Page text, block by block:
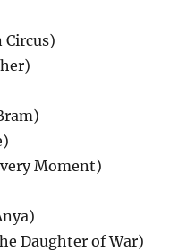
Circus)
Moment)
Daughter of War)